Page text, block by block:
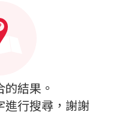
結果。
進行搜尋，謝謝